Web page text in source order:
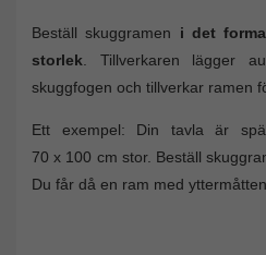
Beställ skuggramen i det
storlek . Tillverkaren lägger
skuggfogen och tillverkar ramen
Ett exempel: Din tavla är
70 x 100 cm stor. Beställ
Du får då en ram med